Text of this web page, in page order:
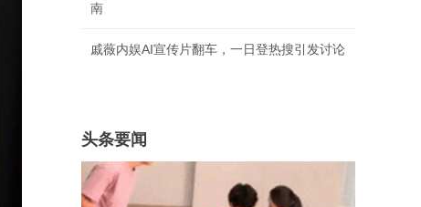
南
戚薇内娱AI宣传片翻车，一日登热搜引发讨论
头条要闻